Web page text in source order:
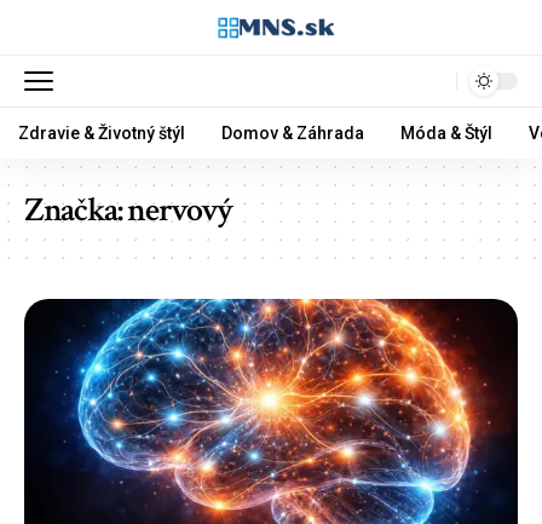
Zdravie & Životný štýl Domov & Záhrada Móda & Štýl
Značka:nervový